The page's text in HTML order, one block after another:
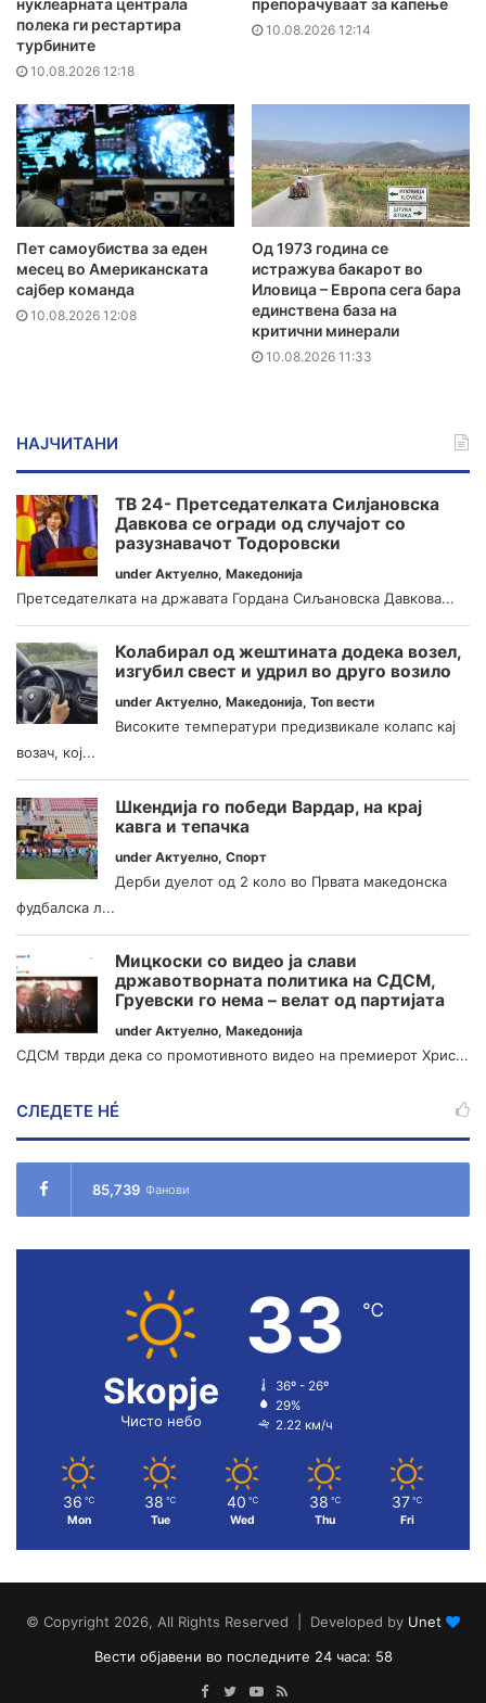
полека ги рестартира
турбините
10.08.2026 12:18
10.08.2026 12:14
Пет самоубиства за еден
месец во Американската
сајбер команда
10.08.2026 12:08
Од 1973 година се
истражува бакарот во
Иловица – Европа сега бара
единствена база на
критични минерали
10.08.2026 11:33
НАЈЧИТАНИ
ТВ 24- Претседателката Силјановска
Давкова се огради од случајот со
разузнавачот Тодоровски
under Актуелно, Македонија
Претседателката на државата Гордана Сиљановска Давкова...
Колабирал од жештината додека возел,
изгубил свест и удрил во друго возило
under Актуелно, Македонија, Топ вести
Високите температури предизвикале колапс кај
возач, кој...
Шкендија го победи Вардар, на крај
кавга и тепачка
under Актуелно, Спорт
Дерби дуелот од 2 коло во Првата македонска
фудбалска л...
Мицкоски со видео ја слави
државотворната политика на СДСМ,
Груевски го нема – велат од партијата
under Актуелно, Македонија
СДСМ тврди дека со промотивното видео на премиерот Хрис...
СЛЕДЕТЕ НÉ
85,739 Фанови
Skopje
Чисто небо
33 ℃
36º - 26º
29%
2.22 км/ч
36 ℃
Mon
38 ℃
Tue
40 ℃
Wed
38 ℃
Thu
37 ℃
Fri
© Copyright 2026, All Rights Reserved | Developed by Unet
Вести објавени во последните 24 часа: 58
Facebook
TwitterYouTube
RSS